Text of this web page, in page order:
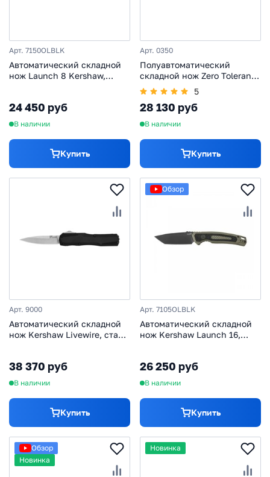
Арт. 7150OLBLK
Автоматический складной
нож Launch 8 Kershaw,
24 450 руб
В наличии
Купить
Арт. 0350
Полуавтоматический
складной нож Zero Tolerance
0350, сталь CPM S30V,
рукоять G10
5
28 130 руб
В наличии
Купить
Арт. 9000
Автоматический складной
нож Kershaw Livewire, сталь
38 370 руб
В наличии
Купить
Обзор
Арт. 7105OLBLK
Автоматический складной
нож Kershaw Launch 16,
оливковый
26 250 руб
В наличии
Купить
Обзор
Новинка
Новинка